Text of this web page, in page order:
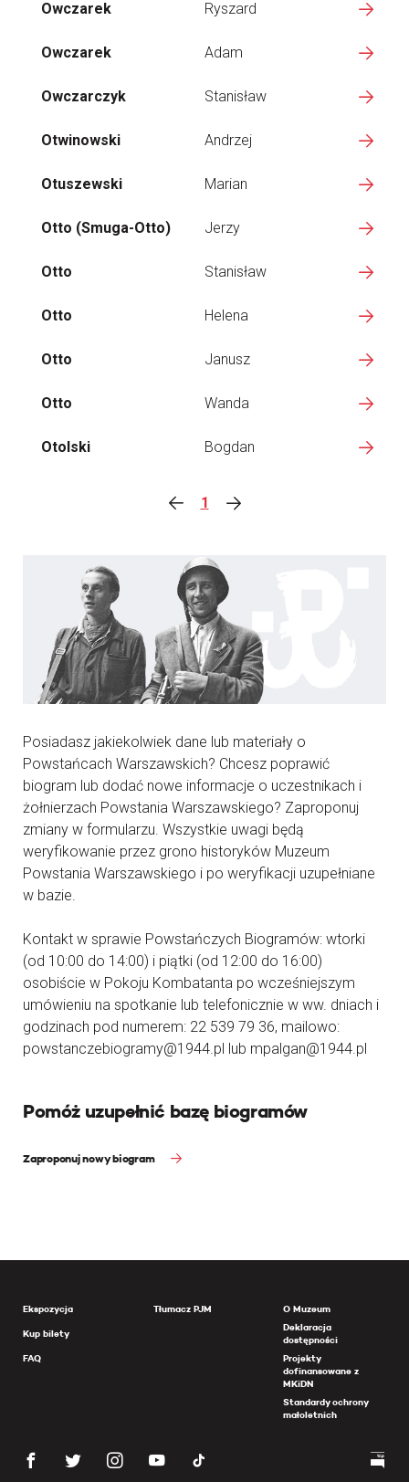
Owczarek Ryszard
Owczarek Adam
Owczarczyk Stanisław
Otwinowski Andrzej
Otuszewski Marian
Otto (Smuga-Otto) Jerzy
Otto Stanisław
Otto Helena
Otto Janusz
Otto Wanda
Otolski Bogdan
1
Posiadasz jakiekolwiek dane lub materiały o
Powstańcach Warszawskich? Chcesz poprawić
biogram lub dodać nowe informacje o uczestnikach i
żołnierzach Powstania Warszawskiego? Zaproponuj
zmiany w formularzu. Wszystkie uwagi będą
weryfikowanie przez grono historyków Muzeum
Powstania Warszawskiego i po weryfikacji uzupełniane
w bazie.
Kontakt w sprawie Powstańczych Biogramów: wtorki
(od 10:00 do 14:00) i piątki (od 12:00 do 16:00)
osobiście w Pokoju Kombatanta po wcześniejszym
umówieniu na spotkanie lub telefonicznie w ww. dniach i
godzinach pod numerem: 22 539 79 36, mailowo:
powstanczebiogramy@1944.pl lub mpalgan@1944.pl
Pomóż uzupełnić bazę biogramów
Zaproponuj nowy biogram
Ekspozycja
Kup bilety
FAQ
Tłumacz PJM
O Muzeum
Deklaracja
dostępności
Projekty
dofinansowane z
MKiDN
Standardy ochrony
małoletnich